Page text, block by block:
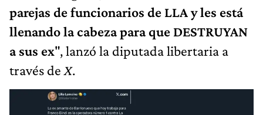
parejas de funcionarios de LLA y les está
llenando la cabeza para que DESTRUYAN
a sus ex", lanzó la diputada libertaria a
través de X.